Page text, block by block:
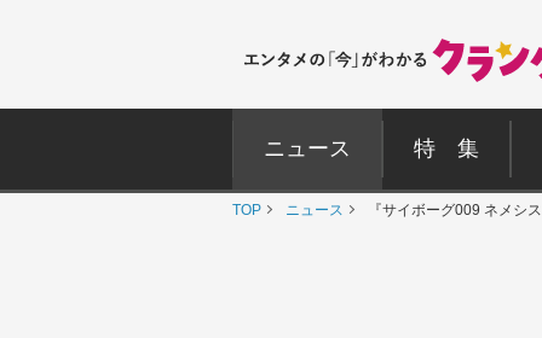
ニュース 特 集
TOP ニュース 『サイボーグ009 ネメシ